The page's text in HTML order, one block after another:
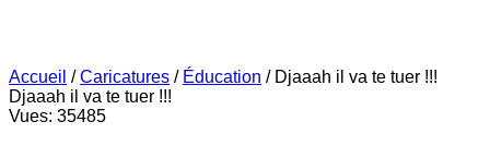
Accueil /Caricatures / Éducation / Djaaah il va te tuer !!!
Djaaah il va te tuer !!!
Vues: 35485